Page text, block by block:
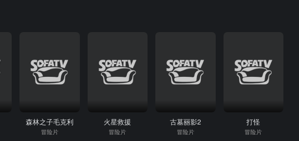
森林之子毛克利
冒险片
火星救援
冒险片
古墓丽影2
冒险片
打怪
冒险片